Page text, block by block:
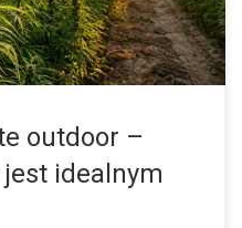
outdoor –
idealnym